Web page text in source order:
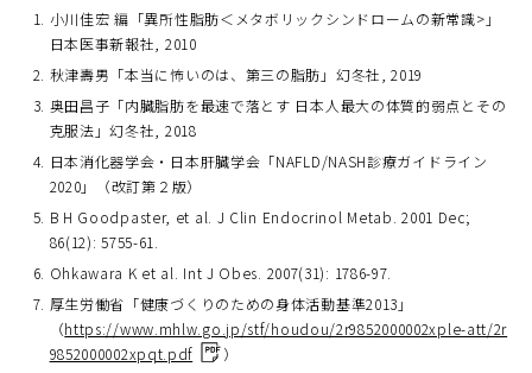
小川佳宏 編「異所性脂肪＜メタボリックシンドロームの新常識>」
日本医事新報社, 2010
秋津壽男「本当に怖いのは、第三の脂肪」幻冬社, 2019
奥田昌子「内臓脂肪を最速で落とす 日本人最大の体質的弱点とその
克服法」幻冬社, 2018
日本消化器学会・日本肝臓学会「NAFLD/NASH診療ガイドライン
2020」（改訂第２版）
B H Goodpaster, et al. J Clin Endocrinol Metab. 2001 Dec;
86(12): 5755-61.
Ohkawara K et al. Int J Obes. 2007(31): 1786-97.
厚生労働省「健康づくりのための身体活動基準2013」
（https://www.mhlw.go.jp/stf/houdou/2r9852000002xple-att/2r
9852000002xpqt.pdf （P
D ）